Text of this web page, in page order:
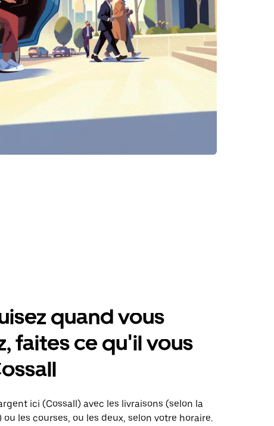
quand vous
faites ce qu'il vous
ici (Cossall) avec les livraisons (selon la
les courses, ou les deux, selon votre horaire.